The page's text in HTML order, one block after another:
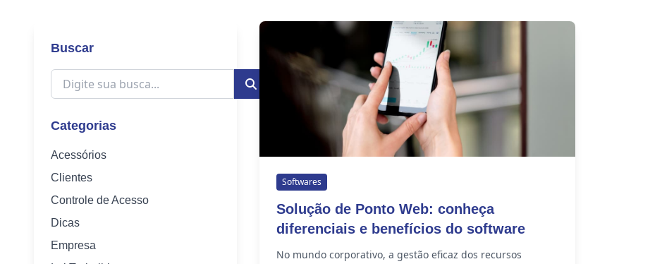
Buscar
Categorias
Acessórios
Clientes
Controle de Acesso
Dicas
Empresa
Softwares
Solução de Ponto Web: conheça
diferenciais e benefícios do software
No mundo corporativo, a gestão eficaz dos recursos